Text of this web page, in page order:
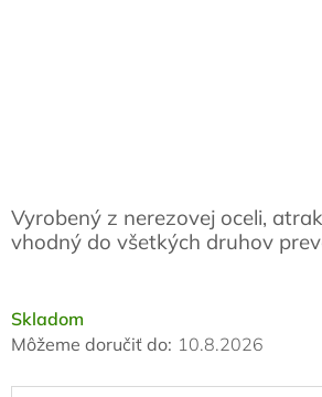
Skladom
Môžeme doručiť do: 10.8.2026
Vyrobený z nerezovej oceli,
vhodný do všetkých druhov